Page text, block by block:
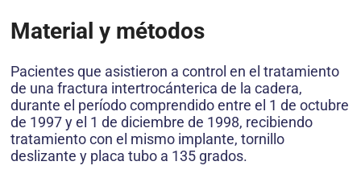
Material y métodos
Pacientes que asistieron a control en el tratamiento
de una fractura intertrocánterica de la cadera,
durante el período comprendido entre el 1 de octubre
de 1997 y el 1 de diciembre de 1998, recibiendo
tratamiento con el mismo implante, tornillo
deslizante y placa tubo a 135 grados.